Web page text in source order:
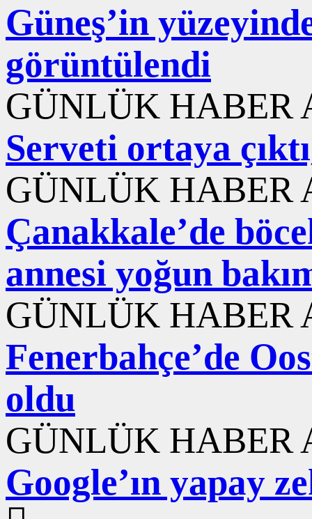
Güneş’in
görüntülendi
GÜNLÜK HABER
Serveti ortaya
GÜNLÜK HABER
Çanakkale’de
annesi yoğun
GÜNLÜK HABER
Fenerbahçe’de
oldu
GÜNLÜK HABER
Google’ın yapay